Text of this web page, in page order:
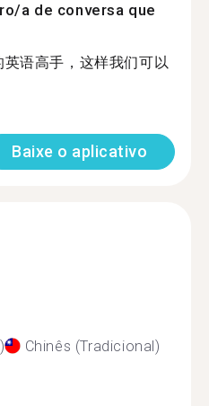
a de conversa que
语高手，这样我们可以
Baixe o aplicativo
Chinês (Tradicional)